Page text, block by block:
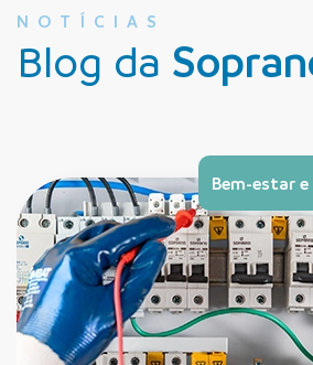
NOTÍCIAS
Blog da
Bem-estar e